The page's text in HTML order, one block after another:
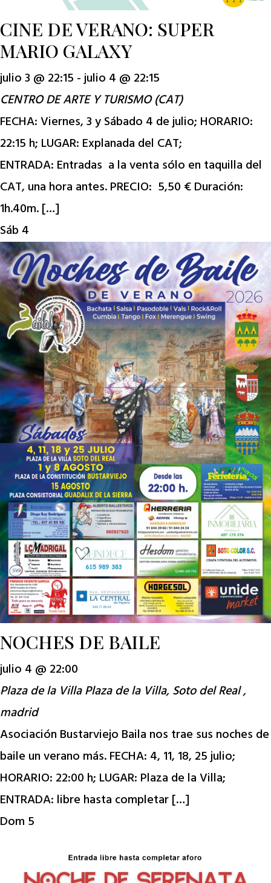
CINE DE VERANO: SUPER
MARIO GALAXY
julio 3 @ 22:15 -julio 4 @ 22:15
CENTRO DE ARTE Y TURISMO (CAT)
FECHA: Viernes, 3 y Sábado 4 de julio; HORARIO:
22:15 h; LUGAR: Explanada del CAT;
ENTRADA: Entradas a la venta sólo en taquilla del
CAT, una hora antes. PRECIO: 5,50 € Duración:
1h.40m. […]
Sáb 4
NOCHES DE BAILE
julio 4 @ 22:00
Plaza de la VillaPlaza de la Villa, Soto del Real ,
madrid
Asociación Bustarviejo Baila nos trae sus noches de
baile un verano más. FECHA: 4, 11, 18, 25 julio;
HORARIO: 22:00 h; LUGAR: Plaza de la Villa;
ENTRADA: libre hasta completar […]
Dom 5